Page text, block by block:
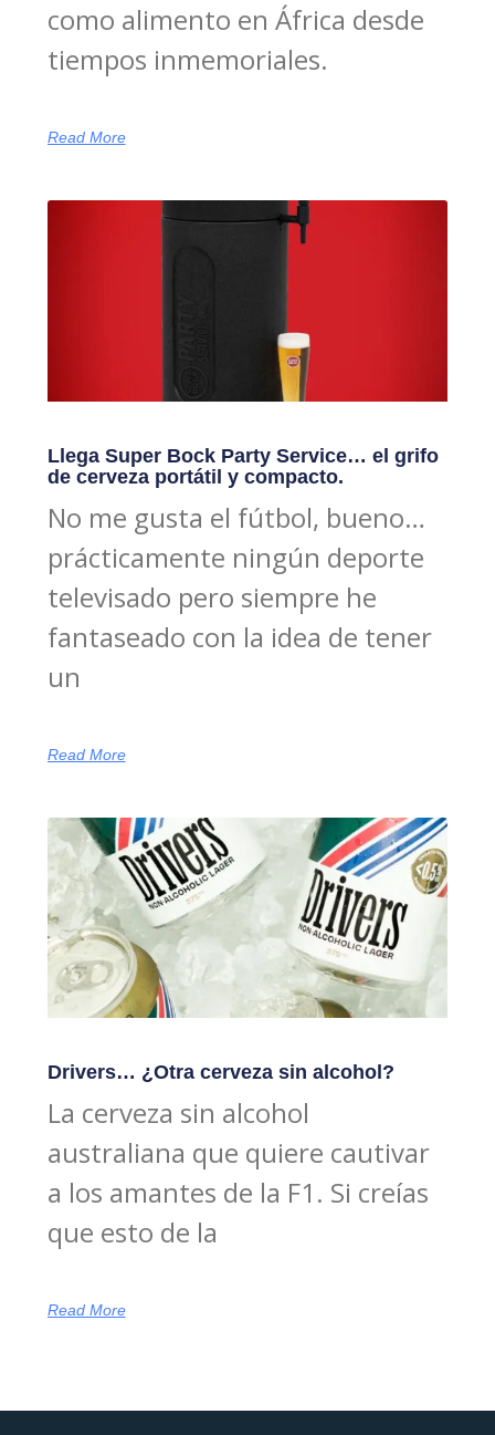
como alimento en África desde
tiempos inmemoriales.
Read More
Llega Super Bock Party Service… el grifo
de cerveza portátil y compacto.
No me gusta el fútbol, bueno…
prácticamente ningún deporte
televisado pero siempre he
fantaseado con la idea de tener
un
Read More
Drivers… ¿Otra cerveza sin alcohol?
La cerveza sin alcohol
australiana que quiere cautivar
a los amantes de la F1. Si creías
que esto de la
Read More